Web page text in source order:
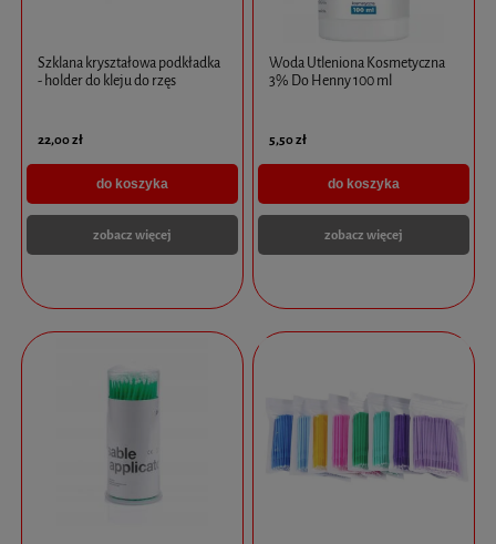
Szklana kryształowa podkładka
- holder do kleju do rzęs
22,00 zł
do koszyka
zobacz więcej
Woda Utleniona Kosmetyczna
3% Do Henny 100 ml
5,50 zł
do koszyka
zobacz więcej